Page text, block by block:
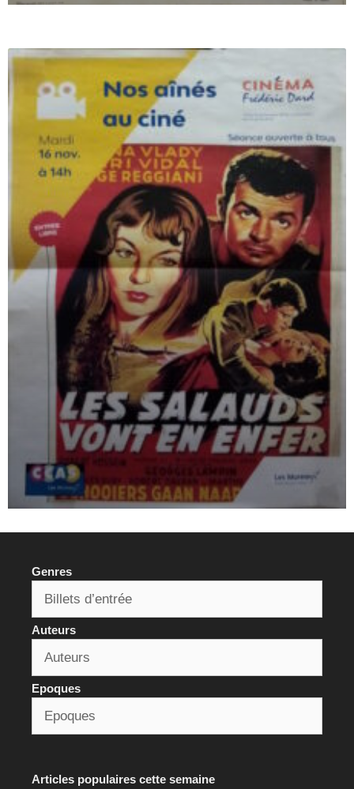
Genres
Auteurs
Epoques
Articles populaires cette semaine